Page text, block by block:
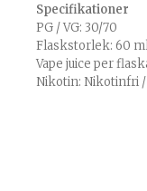
Specifikationer
PG / VG: 30/70
Flaskstorlek: 60
Vape juice per
Nikotin: Nikotinfri